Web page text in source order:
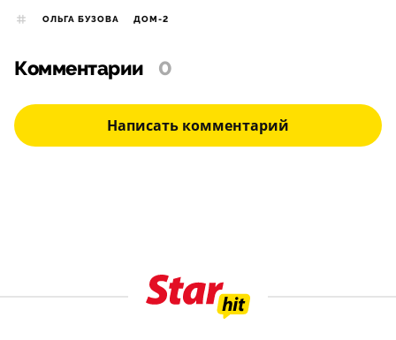
ОЛЬГА БУЗОВА ДОМ-2
Комментарии 0
Написать комментарий